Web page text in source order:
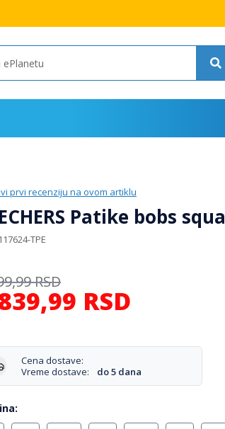
prvi recenziju na ovom artiklu
Patike bobs
TPE
RSD
RSD
Cena dostave:
Vreme dostave:
do 5 dana